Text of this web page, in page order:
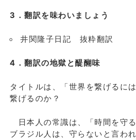
3．翻訳を味わいましょう
井関隆子日記 抜粋翻訳
4．翻訳の地獄と醍醐味
タイトルは、「世界を繋げるに
繋げるのか？
日本人の常識は、「時間を守る
ブラジル人は、守らないと言わ